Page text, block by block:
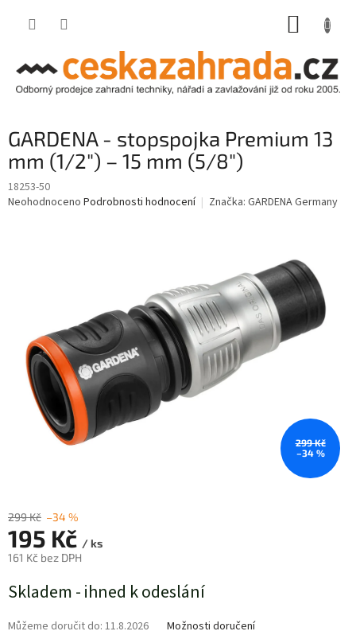
GARDENA - stopspojka Premium 13
mm (1/2") – 15 mm (5/8")
18253-50
Průměrné
Neohodnoceno Podrobnosti hodnocení Značka: GARDENA Germany
299 Kč
–34 %
299 Kč –34 %
195 Kč / ks
161 Kč bez DPH
cena:
Skladem - ihned k odeslání
Můžeme doručit do: 11.8.2026 Možnosti doručení